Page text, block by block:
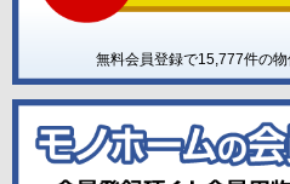
無料会員登録で15,777件の物